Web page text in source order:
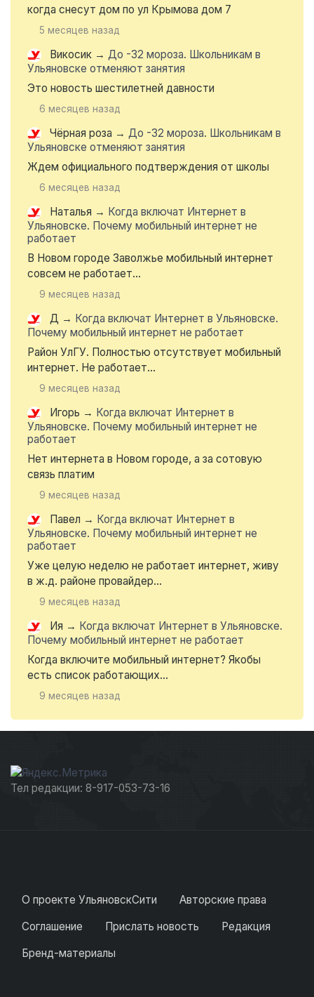
когда снесут дом по ул Крымова дом 7
5 месяцев назад
Викосик → До -32 мороза. Школьникам в
Ульяновске отменяют занятия
Это новость шестилетней давности
6 месяцев назад
Чёрная роза → До -32 мороза. Школьникам в
Ульяновске отменяют занятия
Ждем официального подтверждения от школы
6 месяцев назад
Наталья → Когда включат Интернет в
Ульяновске. Почему мобильный интернет не
работает
В Новом городе Заволжье мобильный интернет
совсем не работает...
9 месяцев назад
Д → Когда включат Интернет в Ульяновске.
Почему мобильный интернет не работает
Район УлГУ. Полностью отсутствует мобильный
интернет. Не работает...
9 месяцев назад
Игорь → Когда включат Интернет в
Ульяновске. Почему мобильный интернет не
работает
Нет интернета в Новом городе, а за сотовую
связь платим
9 месяцев назад
Павел → Когда включат Интернет в
Ульяновске. Почему мобильный интернет не
работает
Уже целую неделю не работает интернет, живу
в ж.д. районе провайдер...
9 месяцев назад
Ия → Когда включат Интернет в Ульяновске.
Почему мобильный интернет не работает
Когда включите мобильный интернет? Якобы
есть список работающих...
9 месяцев назад
Тел редакции: 8-917-053-73-16
О проекте УльяновскСити
Авторские права
Соглашение
Прислать новость
Редакция
Бренд-материалы